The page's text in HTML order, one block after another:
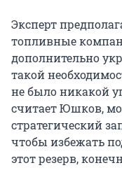
Эксперт
топливные
дополнительно
такой
не было никакой
считает Юшков,
стратегический
чтобы избежать
этот резерв,